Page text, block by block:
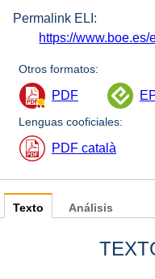
Permalink ELI:
https://
Otros formatos:
PDF
Lenguas cooficiales:
PDF català
Texto Análisis